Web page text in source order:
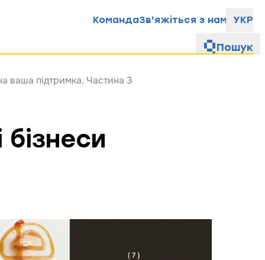
КомандаЗв'яжіться з нами УКР
Пошук
ваша підтримка. Частина 3
бізнеси